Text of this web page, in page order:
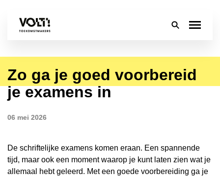
Over
Onderwijs
Leerlingen
Ouders
Groep 8
Zo ga je goed voorbereid
je examens in
06 mei 2026
De schriftelijke examens komen eraan. Een spannende
tijd, maar ook een moment waarop je kunt laten zien wat je
allemaal hebt geleerd. Met een goede voorbereiding ga je